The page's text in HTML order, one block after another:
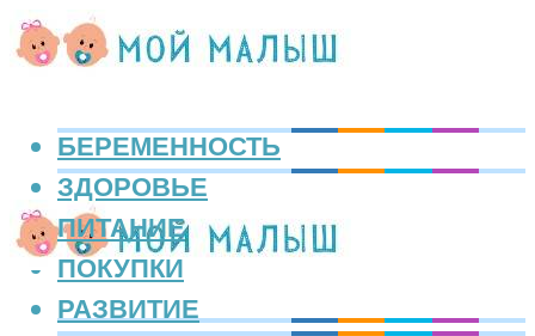
БЕРЕМЕННОСТЬ
ЗДОРОВЬЕ
ПИТАНИЕ
ПОКУПКИ
РАЗВИТИЕ